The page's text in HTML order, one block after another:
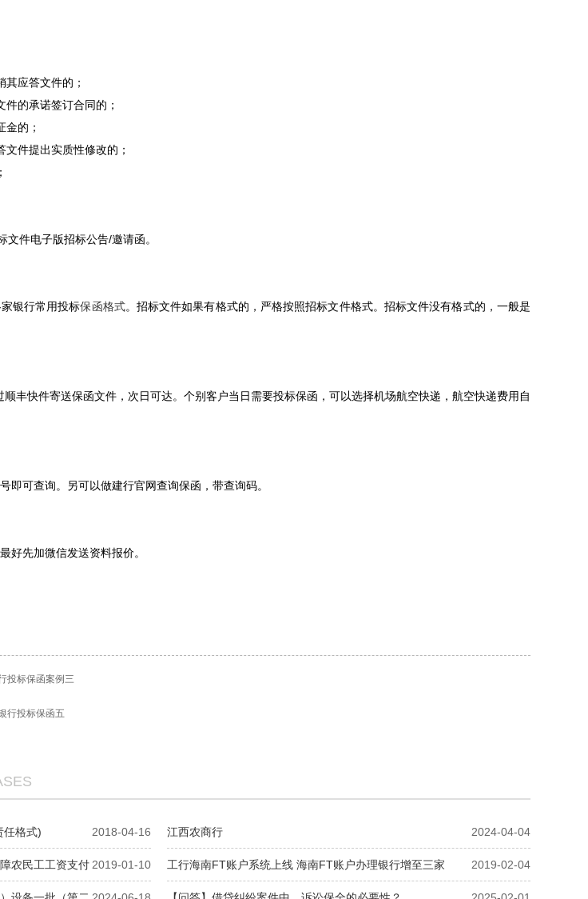
其应答文件的；
件的承诺签订合同的；
金的；
文件提出实质性修改的；
件电子版招标公告/邀请函。
家银行常用投标保函格式。招标文件如果有格式的，严格按照招标文件格式。招标文件没有格式的，一般是
顺丰快件寄送保函文件，次日可达。个别客户当日需要投标保函，可以选择机场航空快递，航空快递费用自
即可查询。另可以做建行官网查询保函，带查询码。
好先加微信发送资料报价。
投标保函案例三
行投标保函五
2018-04-16
任格式) 2024-04-04
江西农商行
2019-01-10
农民工工资支付 2019-02-04
工行海南FT账户系统上线 海南FT账户办理银行增至三家